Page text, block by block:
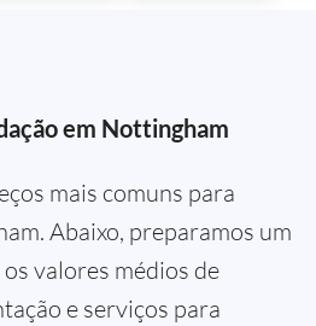
em Nottingham
mais comuns para
Abaixo, preparamos um
valores médios de
e serviços para